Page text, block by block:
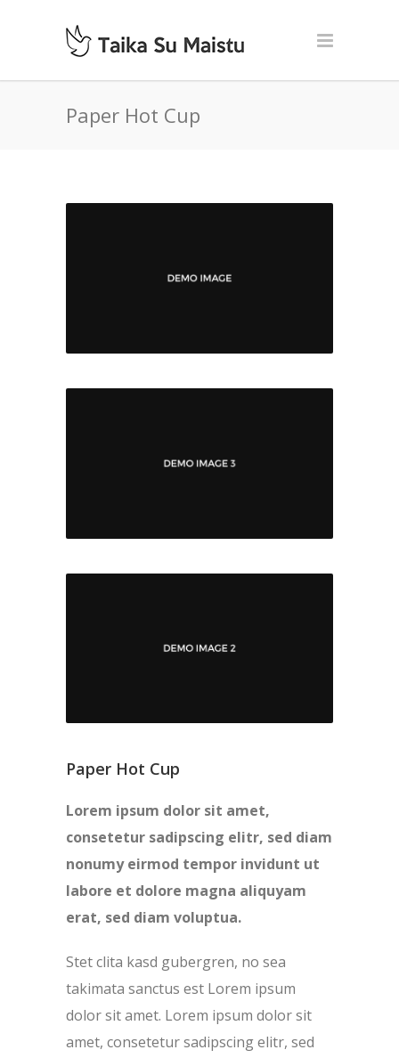
Paper Hot Cup
Paper Hot Cup
Lorem ipsum dolor sit amet,
consetetur sadipscing elitr, sed diam
nonumy eirmod tempor invidunt ut
labore et dolore magna aliquyam
erat, sed diam voluptua.
Stet clita kasd gubergren, no sea
takimata sanctus est Lorem ipsum
dolor sit amet. Lorem ipsum dolor sit
amet, consetetur sadipscing elitr, sed